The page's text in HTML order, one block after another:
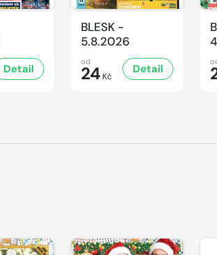
Detail
BLESK -
5.8.2026
od
24 Kč
Detail